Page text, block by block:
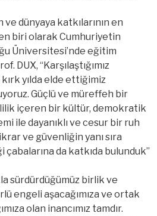
dünyaya katkılarının en
biri olarak Cumhuriyetin
Üniversitesi’nde eğitim
DUX, “Karşılaştığımız
yılda elde ettiğimiz
Güçlü ve müreffeh bir
içeren bir kültür, demokratik
ile dayanıklı ve cesur bir ruh
ve güvenliğin yanı sıra
çabalarına da katkıda bulunduk”
sürdürdüğümüz birlik ve
engeli aşacağımıza ve ortak
olan inancımız tamdır.